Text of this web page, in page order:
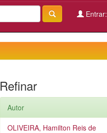
Entrar:
Refinar
Autor
OLIVEIRA, Hamilton Reis de